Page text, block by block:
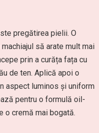
pregătirea pielii. O
să arate mult mai
prin a curăța fața cu
de ten. Aplică apoi o
aspect luminos și uniform
pentru o formulă oil-
o cremă mai bogată.